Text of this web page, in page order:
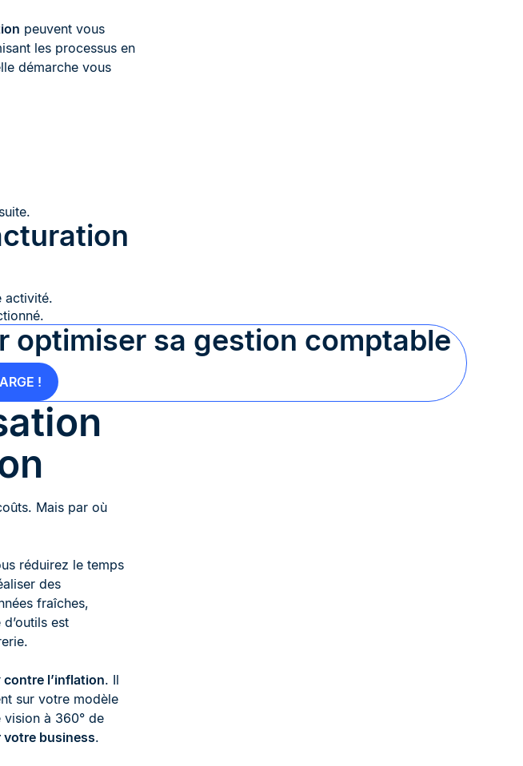
peuvent vous
les processus en
démarche vous
activité.
optimiser sa gestion comptable
!
Mais par où
réduirez le temps
des
fraîches,
est
contre l’inflation. Il
sur votre modèle
vision à 360° de
business.